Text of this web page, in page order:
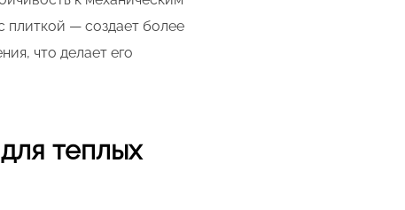
плиткой — создает более
что делает его
теплых